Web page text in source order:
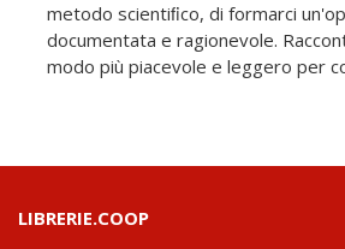
metodo scientiﬁco, di formarci
documentata e ragionevole.
modo più piacevole e leggero per
LIBRERIE.COOP